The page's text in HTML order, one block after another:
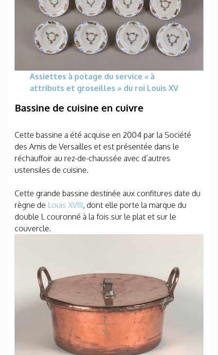
Assiettes à potage du service « à
attributs et groseilles » du roi Louis XV
Bassine de cuisine en cuivre
Cette bassine a été acquise en 2004 par la Société
des Amis de Versailles et est présentée dans le
réchauffoir au rez-de-chaussée avec d’autres
ustensiles de cuisine.
Cette grande bassine destinée aux confitures date du
règne de Louis XVIII, dont elle porte la marque du
double L couronné à la fois sur le plat et sur le
couvercle.